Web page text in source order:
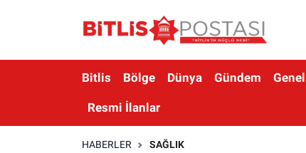
Bitlis Bölge Dünya Gündem Genel
Resmi İlanlar
HABERLER SAĞLIK
Bölge
Bitlis Trafik Yoğunluk Haritası